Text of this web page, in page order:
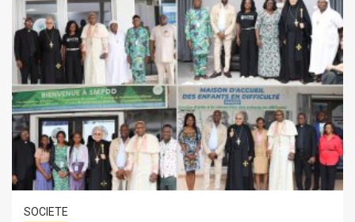
SOCIETE